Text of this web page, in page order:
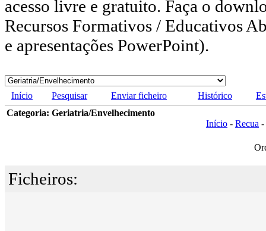
acesso livre e gratuito. Faça o
Recursos Formativos / Educativos
e apresentações PowerPoint).
Início Pesquisar Enviar ficheiro Histórico
Categoria: Geriatria/Envelhecimento
Início - Recua -
Ficheiros: